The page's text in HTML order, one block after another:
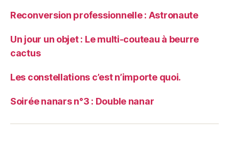
Reconversion professionnelle : Astronaute
Un jour un objet : Le multi-couteau à beurre
cactus
Les constellations c’est n’importe quoi.
Soirée nanars n°3 : Double nanar